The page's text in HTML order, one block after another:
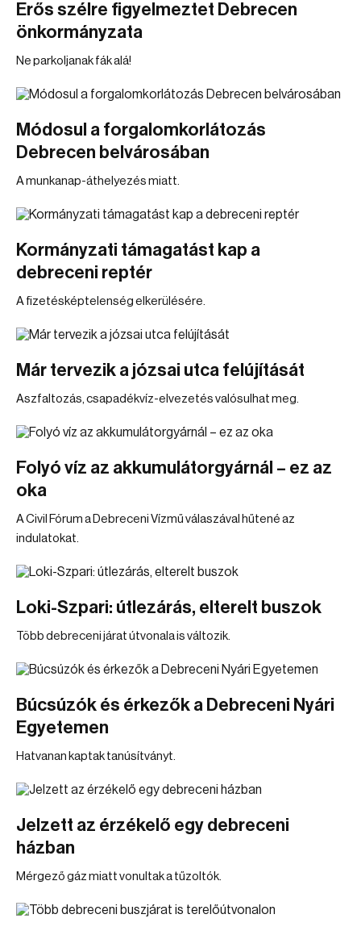
Erős szélre figyelmeztet Debrecen
önkormányzata
Ne parkoljanak fák alá!
Módosul a forgalomkorlátozás
Debrecen belvárosában
A munkanap-áthelyezés miatt.
Kormányzati támagatást kap a
debreceni reptér
A fizetésképtelenség elkerülésére.
Már tervezik a józsai utca felújítását
Aszfaltozás, csapadékvíz-elvezetés valósulhat meg.
Folyó víz az akkumulátorgyárnál – ez az
oka
A Civil Fórum a Debreceni Vízmű válaszával hűtené az
indulatokat.
Loki-Szpari: útlezárás, elterelt buszok
Több debreceni járat útvonala is változik.
Búcsúzók és érkezők a Debreceni Nyári
Egyetemen
Hatvanan kaptak tanúsítványt.
Jelzett az érzékelő egy debreceni
házban
Mérgező gáz miatt vonultak a tűzoltók.